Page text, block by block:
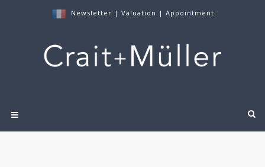
Newsletter | Valuation | Appointment